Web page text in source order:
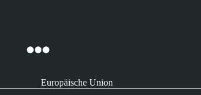
Europäische Union